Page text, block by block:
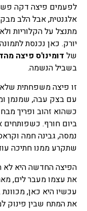
לפעמים פיצה דקה
אלגנטית, אבל הלב
מתנצל על הקלוריות
יורק. כאן נכנסת
של דומינו'ס פיצה
בשביל הנשמה.
עם בצק עבה, שמנמן
כשהוא זהוב ופריך
ביום חורף.
נמסה, גבינה חמה
שתקרע ממנו חתיכה
הפיצה החדשה היא לא
את עצמו מעבר לים,
עכשיו היא כאן,
את המתח שבין פינוק